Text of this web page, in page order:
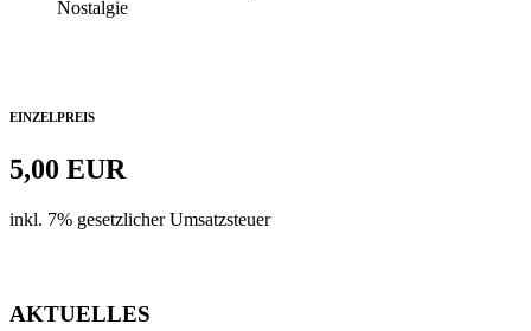
Nostalgie
EINZELPREIS
5,00 EUR
inkl. 7% gesetzlicher Umsatzsteuer
AKTUELLES